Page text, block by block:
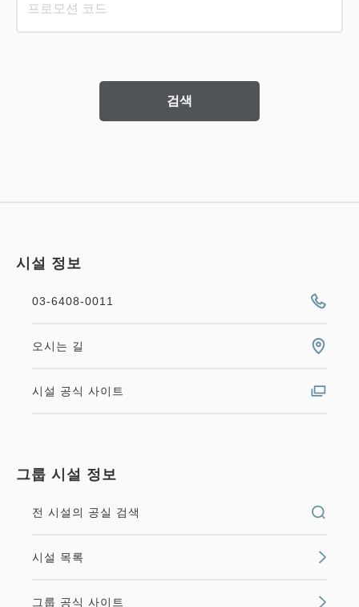
검색
시설 정보
03-6408-0011
오시는 길
시설 공식 사이트
그룹 시설 정보
전 시설의 공실 검색
시설 목록
그룹 공식 사이트